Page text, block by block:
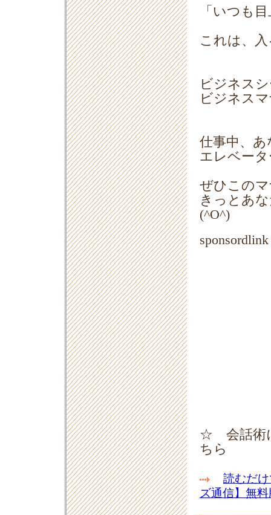
「いつも
これは、
ビジネス
ビジネス
仕事中、
エレベー
ぜひこの
きっとあ
(^O^)
sponsordlink
☆ 会話術
ちら
読むだ
ズ通信】無